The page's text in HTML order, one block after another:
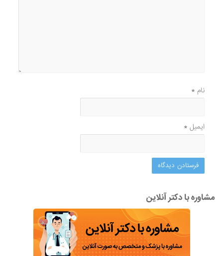
نام*
ایمیل*
مشاوره با دکتر آنلاین